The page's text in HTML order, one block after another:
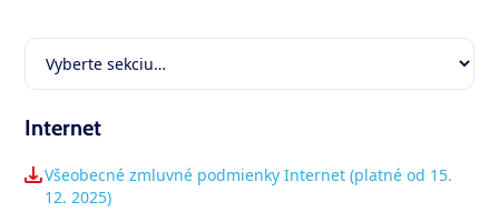
View page
View page
Internet
Všeobecné zmluvné podmienky Internet (platné od 15.
12. 2025)